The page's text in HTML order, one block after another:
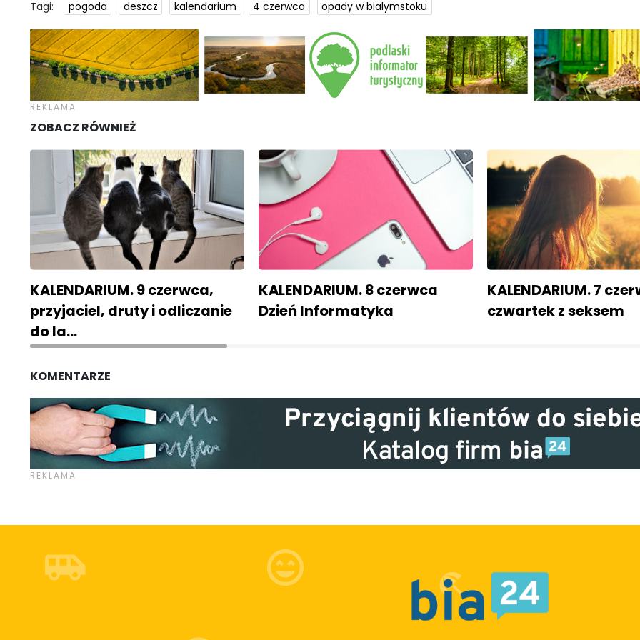
Tagi: pogoda deszcz kalendarium 4 czerwca opady w bialymstoku
ZOBACZ RÓWNIEŻ
KALENDARIUM. 9 czerwca,
przyjaciel, druty i odliczanie
do la…
KALENDARIUM. 8 czerwca
Dzień Informatyka
KALENDARIUM. 7
czwartek z seksem
KOMENTARZE